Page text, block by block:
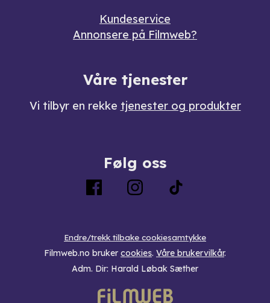
Kundeservice
Annonsere på Filmweb?
Våre tjenester
Vi tilbyr en rekke tjenester og produkter
Følg oss
Endre/trekk tilbake cookiesamtykke
Filmweb.no bruker cookies. Våre brukervilkår.
Adm. Dir: Harald Løbak Sæther